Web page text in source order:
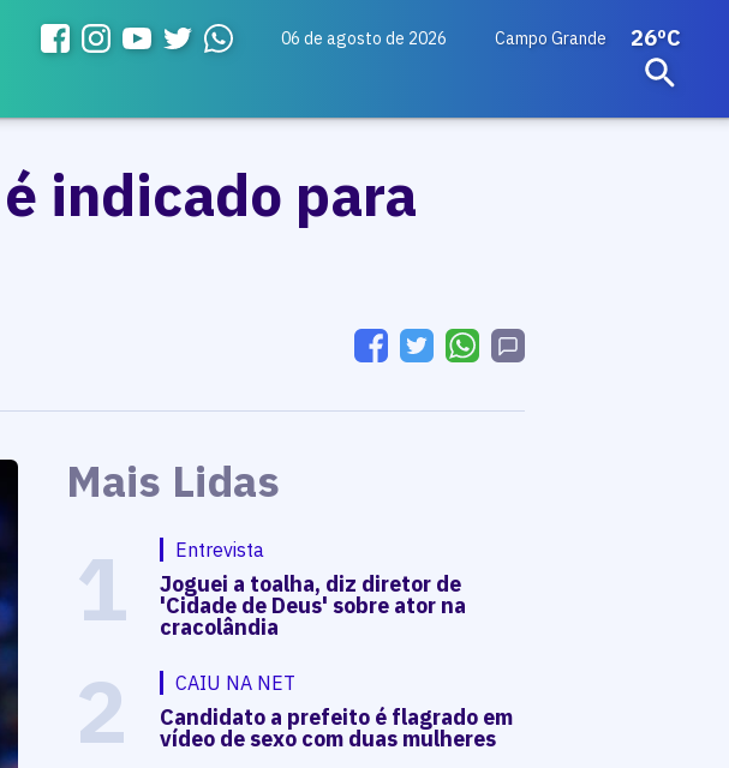
06 de agosto de 2026 Campo Grande 26ºC
indicado para
Mais Lidas
1 Entrevista
Joguei a toalha, diz diretor de
'Cidade de Deus' sobre ator na
cracolândia
2 CAIU NA NET
Candidato a prefeito é flagrado em
vídeo de sexo com duas mulheres